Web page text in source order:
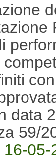
data
59/
16-05-